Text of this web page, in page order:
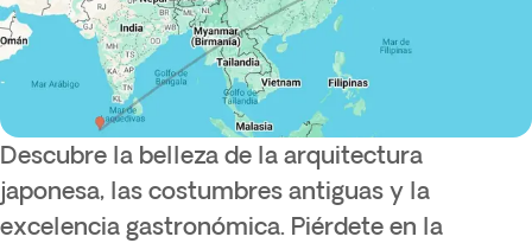
Descubre la belleza de la arquitectura
japonesa, las costumbres antiguas y la
excelencia gastronómica. Piérdete en la